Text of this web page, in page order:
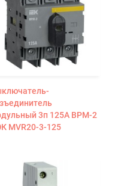
3п 125А ВРМ-2
MVR20-3-125